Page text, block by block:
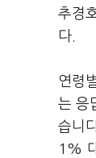
추경
다.
연령
는 응
습니
1%